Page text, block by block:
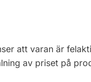
att varan är
av priset på